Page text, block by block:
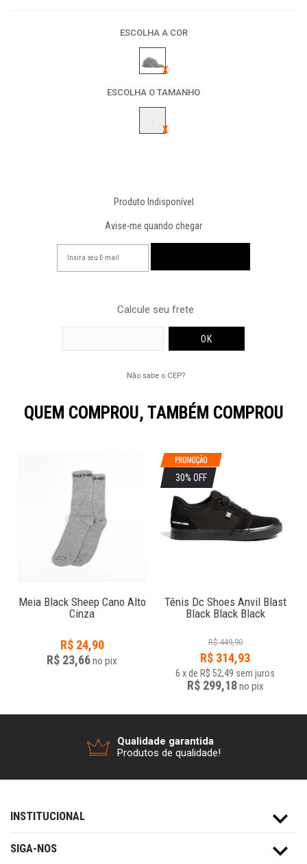
ESCOLHA A COR
ESCOLHA O TAMANHO
-
Produto Indisponível
Avise-me quando chegar
Calcule seu frete
Não sabe o CEP?
QUEM COMPROU, TAMBÉM COMPROU
Meia Black Sheep Cano Alto
Cinza
R$ 24,90
R$ 23,66no pix
30% OFF
Tênis Dc Shoes Anvil Blast
Black Black Black
R$ 449,90
R$ 314,93
6 xde R$ 52,49 sem juros
R$ 299,18no pix
Qualidade garantida
Produtos de qualidade!
INSTITUCIONAL
SIGA-NOS